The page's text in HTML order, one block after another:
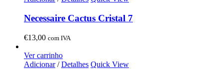
Necessaire Cactus Cristal 7
€13,00 com IVA
Ver carrinho
Adicionar/ Detalhes Quick View